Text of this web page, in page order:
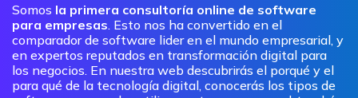
Somos la primera consultoría online de software
para empresas. Esto nos ha convertido en el
comparador de software lider en el mundo empresarial, y
en expertos reputados en transformación digital para
los negocios. En nuestra web descubrirás el porqué y el
para qué de la tecnología digital, conocerás los tipos de